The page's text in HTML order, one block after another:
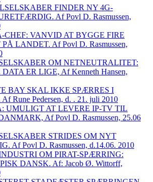
FINDER NY 4G-
Af Povl D. Rasmussen,
CHEF: VANVID AT BYGGE FIRE
LANDET. Af Povl D. Rasmussen,
OM NETNEUTRALITET:
ER LIGE, Af Kenneth Hansen,
BAY SKAL IKKE SPÆRRES I
Rune Pedersen, d. . 21. juli 2010
UMULIGT AT LEVERE IP-TV TIL
Af Povl D. Rasmussen, 25.06
STRIDES OM NYT
Af Povl D. Rasmussen, d.14.06. 2010
OM PIRAT-SPÆRRING:
DANSK. Af: Jacob Ø. Wittorff,